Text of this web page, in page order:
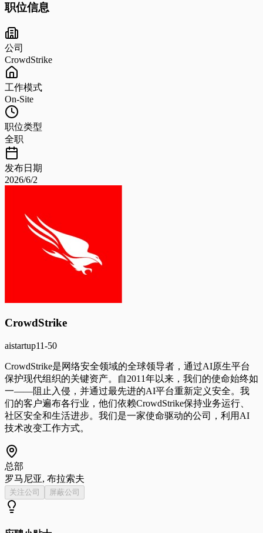
职位信息
公司
CrowdStrike
工作模式
On-Site
职位类型
全职
发布日期
2026/6/2
CrowdStrike
aistartup11-50
CrowdStrike是网络安全领域的全球领导者，通过AI原生平台
保护现代组织的关键资产。自2011年以来，我们的使命始终如
一——阻止入侵，并通过最先进的AI平台重新定义安全。我
们的客户遍布各行业，他们依赖CrowdStrike保持业务运行、
社区安全和生活进步。我们是一家使命驱动的公司，利用AI
技术改变工作方式。
总部
罗马尼亚, 布拉索夫
关注公司 屏蔽公司